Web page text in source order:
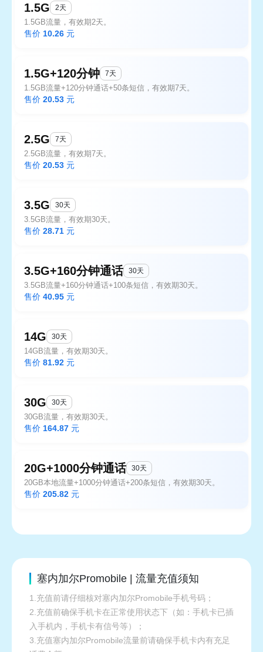
1.5G 2天
1.5GB流量，有效期2天。
售价 10.26 元
1.5G+120分钟 7天
1.5GB流量+120分钟通话+50条短信，有效期7天。
售价 20.53 元
2.5G 7天
2.5GB流量，有效期7天。
售价 20.53 元
3.5G 30天
3.5GB流量，有效期30天。
售价 28.71 元
3.5G+160分钟通话 30天
3.5GB流量+160分钟通话+100条短信，有效期30天。
售价 40.95 元
14G 30天
14GB流量，有效期30天。
售价 81.92 元
30G 30天
30GB流量，有效期30天。
售价 164.87 元
20G+1000分钟通话 30天
20GB本地流量+1000分钟通话+200条短信，有效期30天。
售价 205.82 元
塞内加尔Promobile | 流量充值须知
1.充值前请仔细核对塞内加尔Promobile手机号码；
2.充值前确保手机卡在正常使用状态下（如：手机卡已插
入手机内，手机卡有信号等）；
3.充值塞内加尔Promobile流量前请确保手机卡内有充足